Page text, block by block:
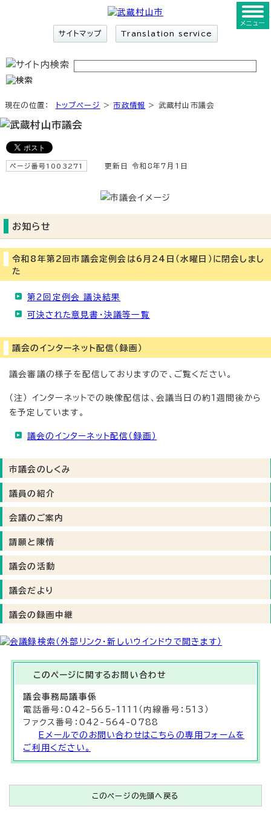
サイトマップ Translation service
メニュー
現在の位置： トップページ >市政情報 > 武蔵村山市議会
ページ番号1003271 更新日 令和8年7月1日
お知らせ
令和8年第2回市議会定例会は6月24日（水曜日）に閉会しまし
た
第2回定例会 議決結果
可決された意見書・決議等一覧
議会のインターネット配信（録画）
議会審議の様子を配信しておりますので、ご覧ください。
（注） インターネットでの映像配信は、会議当日の約1週間後から
を予定しています。
議会のインターネット配信（録画）
市議会のしくみ
議員の紹介
会議のご案内
請願と陳情
議会の活動
議会だより
議会の録画中継
このページに関する お問い合わせ
議会事務局議事係
電話番号：042-565-1111（内線番号：513）
ファクス番号：042-564-0788
Eメールでのお問い合わせはこちらの専用フォームを
ご利用ください。
このページの先頭へ戻る